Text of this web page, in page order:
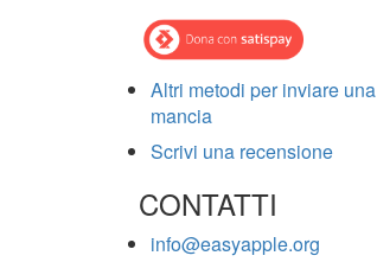
Altri metodi per inviare una
mancia
Scrivi una recensione
CONTATTI
info@easyapple.org